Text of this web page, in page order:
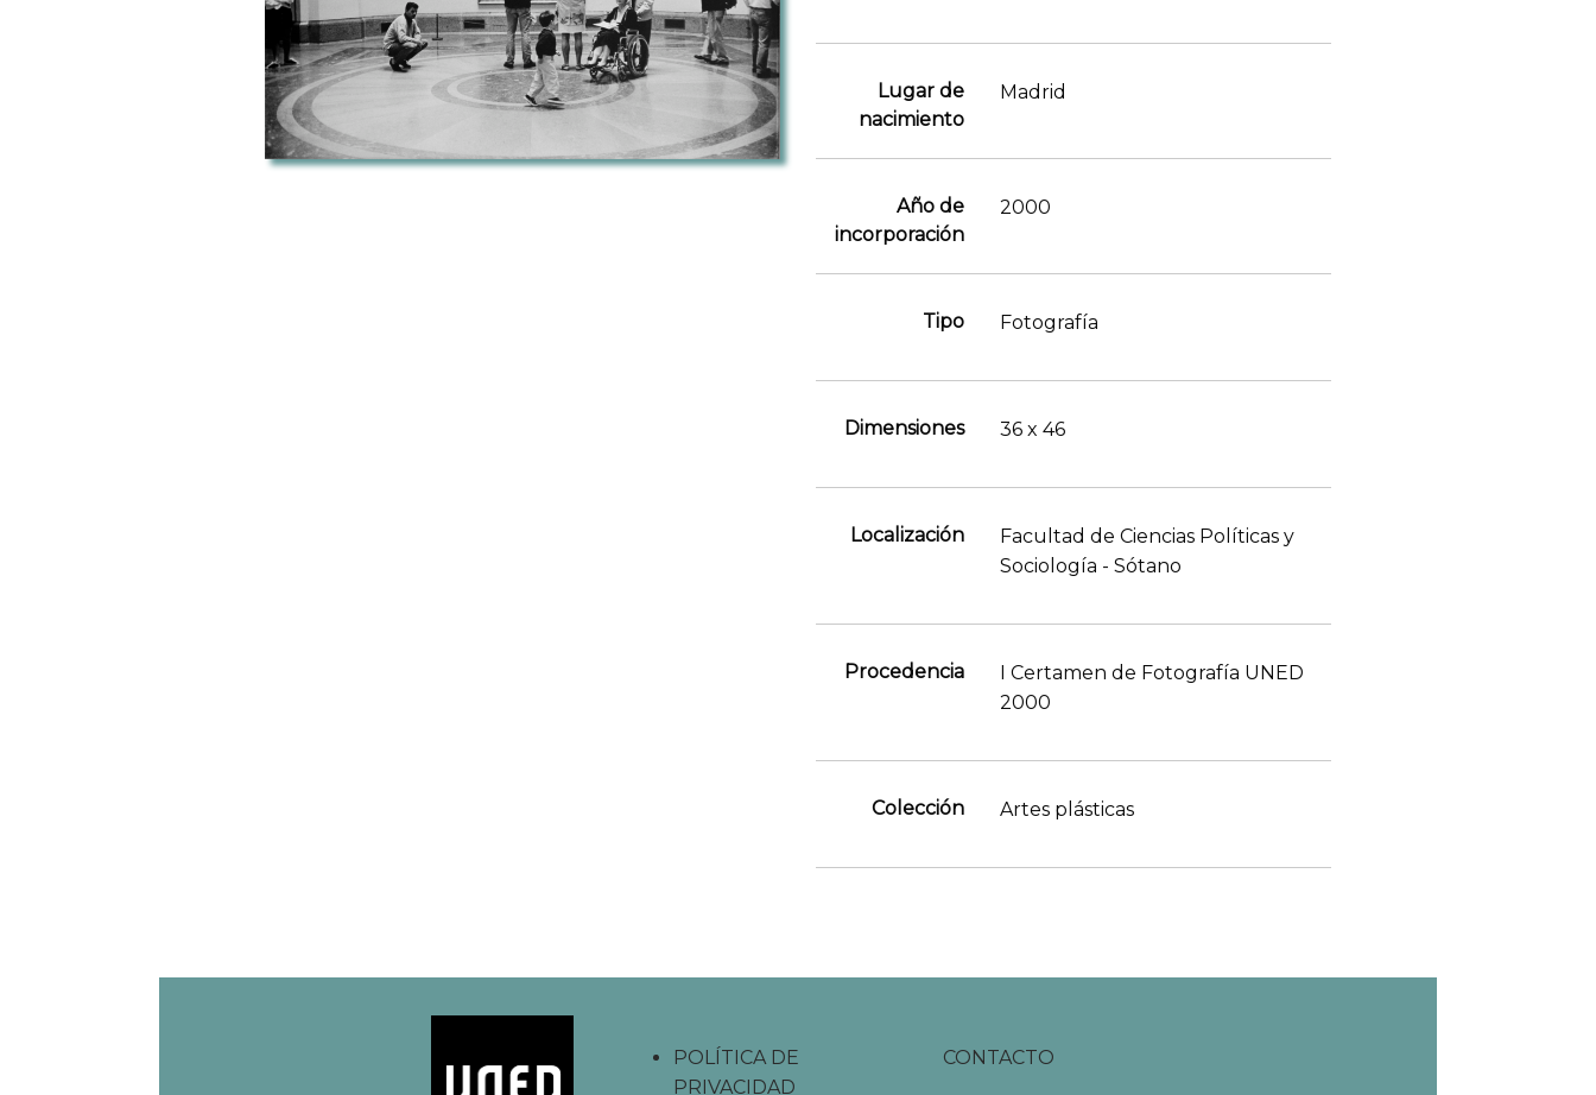
Lugar de
nacimiento
Madrid
Año de
incorporación
2000
Tipo Fotografía
Dimensiones 36 x 46
Localización
Facultad de Ciencias Políticas y
Sociología - Sótano
Procedencia
I Certamen de Fotografía UNED
2000
Colección Artes plásticas
POLÍTICA DE
PRIVACIDAD
CONTACTO